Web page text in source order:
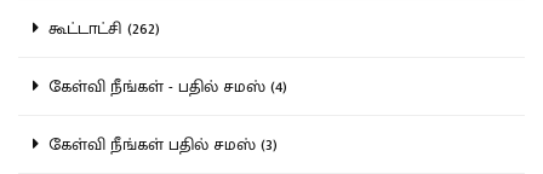
கூட்டாட்சி (262)
கேள்வி நீங்கள் - பதில் சமஸ் (4)
கேள்வி நீங்கள் பதில் சமஸ் (3)